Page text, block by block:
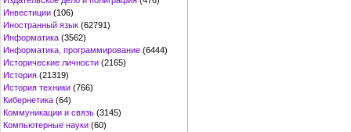
Инвестиции (106)
Иностранный язык (62791)
Информатика (3562)
Информатика, программирование (6444)
Исторические личности (2165)
История (21319)
История техники (766)
Кибернетика (64)
Коммуникации и связь (3145)
Компьютерные науки (60)